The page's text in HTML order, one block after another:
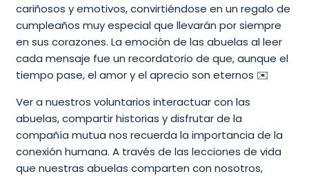
cariñosos y emotivos, convirtiéndose en un regalo de
cumpleaños muy especial que llevarán por siempre
en sus corazones. La emoción de las abuelas al leer
cada mensaje fue un recordatorio de que, aunque el
tiempo pase, el amor y el aprecio son eternos ✉️
Ver a nuestros voluntarios interactuar con las
abuelas, compartir historias y disfrutar de la
compañía mutua nos recuerda la importancia de la
conexión humana. A través de las lecciones de vida
que nuestras abuelas comparten con nosotros,